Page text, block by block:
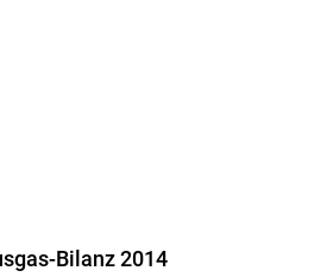
Bilanz 2014